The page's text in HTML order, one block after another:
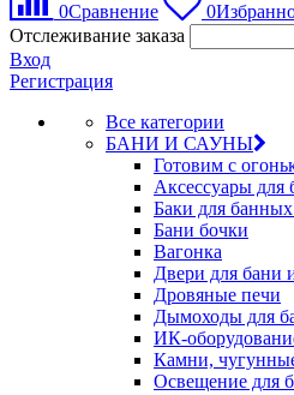
0Сравнение 0
Отслеживание заказа
Вход
Регистрация
Все категории
БАНИ И САУНЫ
Готовим с
Аксессуары для
Баки для
Бани бочки
Вагонка
Двери для бани
Дровяные печи
Дымоходы для
ИК-
Камни,
Освещение для